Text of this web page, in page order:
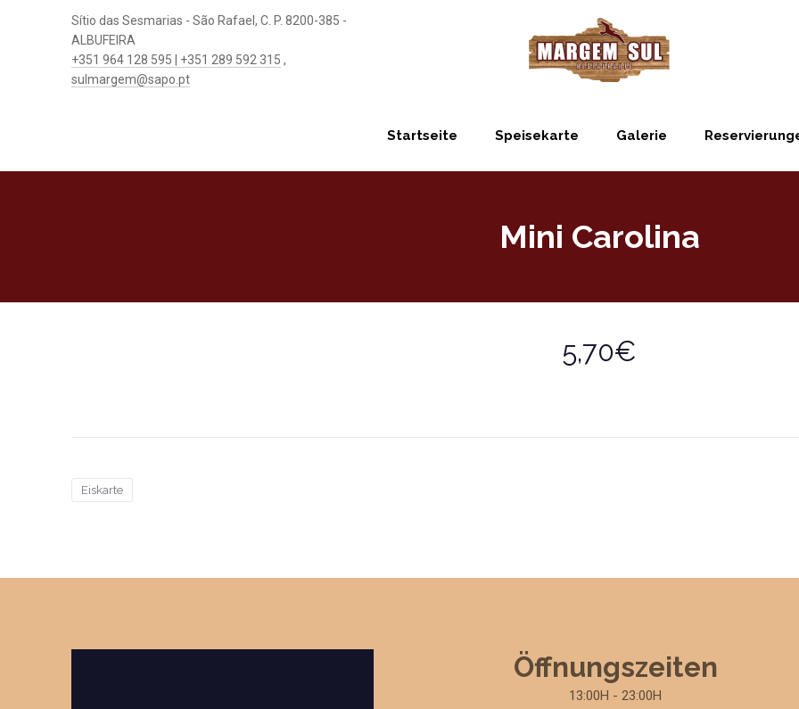
Sítio das Sesmarias - São Rafael, C. P. 8200-385 -
ALBUFEIRA
+351 964 128 595 | +351 289 592 315 ,
sulmargem@sapo.pt
Startseite Speisekarte Galerie
Mini Carolina
5,70€
Eiskarte
Öffnungszeiten
13:00H - 23:00H